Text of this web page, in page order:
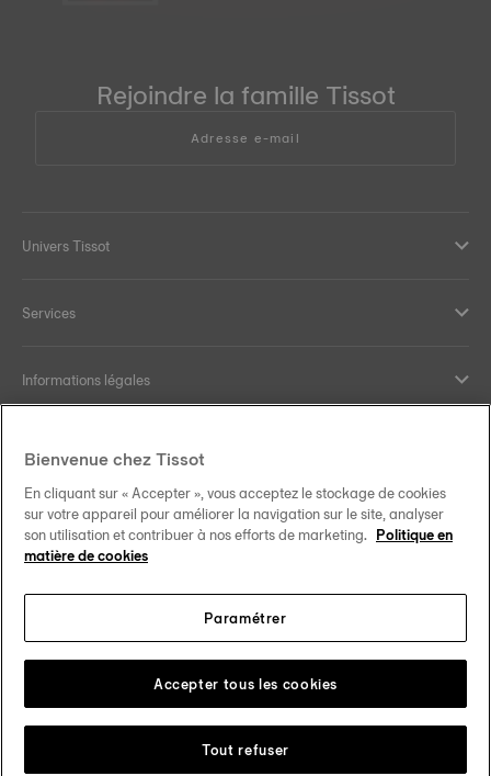
Rejoindre la famille Tissot
Adresse e-mail
Univers Tissot
Services
Informations légales
Nos engagements
Suivez-nous sur les réseaux sociaux
Changer de pays Tissot Copyrights 2026
Bienvenue chez Tissot
En cliquant sur « Accepter », vous acceptez le stockage de cookies
sur votre appareil pour améliorer la navigation sur le site, analyser
son utilisation et contribuer à nos efforts de marketing. Politique en
matière de cookies
Paramétrer
Tout refuser
Accepter tous les cookies